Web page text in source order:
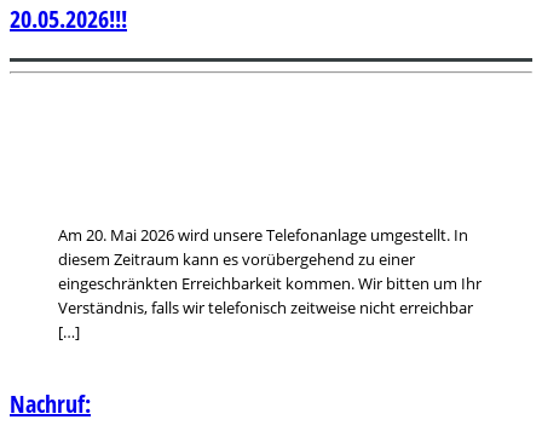
Am 20. Mai 2026 wird unsere Telefonanlage umgestellt. In
diesem Zeitraum kann es vorübergehend zu einer
eingeschränkten Erreichbarkeit kommen. Wir bitten um Ihr
Verständnis, falls wir telefonisch zeitweise nicht erreichbar
[…]
20.05.2026!!!
Nachruf: